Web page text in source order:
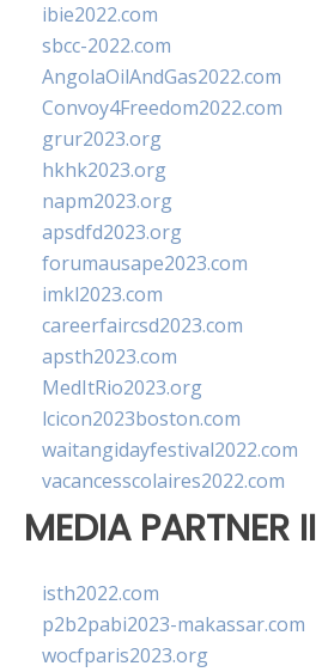
ibie2022.com
sbcc-2022.com
AngolaOilAndGas2022.com
Convoy4Freedom2022.com
grur2023.org
hkhk2023.org
napm2023.org
apsdfd2023.org
forumausape2023.com
imkl2023.com
careerfaircsd2023.com
apsth2023.com
MedItRio2023.org
lcicon2023boston.com
waitangidayfestival2022.com
vacancesscolaires2022.com
MEDIA PARTNER II
isth2022.com
p2b2pabi2023-makassar.com
wocfparis2023.org